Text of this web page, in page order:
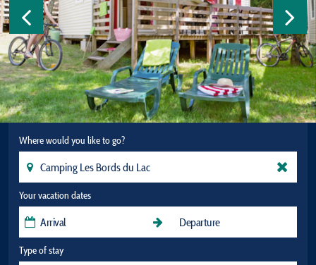
Where would you like to go?
Your vacation dates
Type of stay